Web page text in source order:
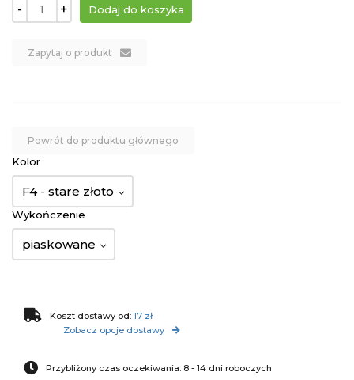
- +
Zapytaj o produkt
Powrót do produktu głównego
Kolor
F4 - stare złoto
Wykończenie
piaskowane
Koszt dostawy od: 17 zł
Zobacz opcje dostawy
Przybliżony czas oczekiwania: 8 - 14 dni roboczych